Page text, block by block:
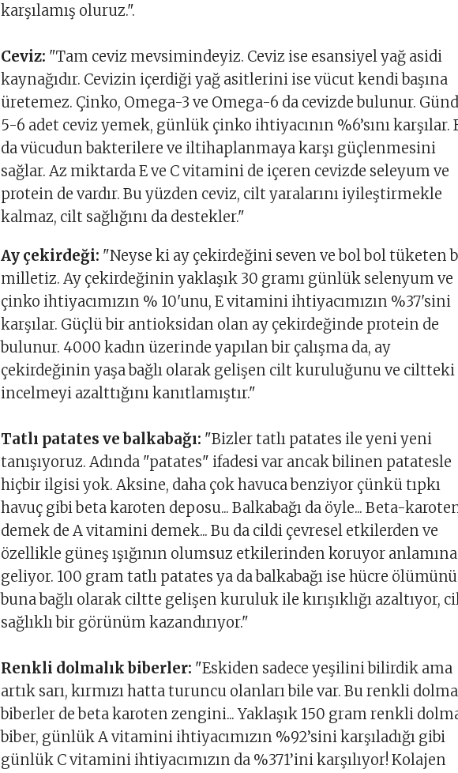
karşılamış oluruz.".
Ceviz: "Tam ceviz mevsimindeyiz. Ceviz ise esansiyel yağ asidi
kaynağıdır. Cevizin içerdiği yağ asitlerini ise vücut kendi başına
üretemez. Çinko, Omega-3 ve Omega-6 da cevizde bulunur.
5-6 adet ceviz yemek, günlük çinko ihtiyacının %6’sını karşılar.
da vücudun bakterilere ve iltihaplanmaya karşı güçlenmesini
sağlar. Az miktarda E ve C vitamini de içeren cevizde seleyum ve
protein de vardır. Bu yüzden ceviz, cilt yaralarını iyileştirmekle
kalmaz, cilt sağlığını da destekler."
Ay çekirdeği: "Neyse ki ay çekirdeğini seven ve bol bol tüketen
milletiz. Ay çekirdeğinin yaklaşık 30 gramı günlük selenyum ve
çinko ihtiyacımızın % 10'unu, E vitamini ihtiyacımızın %37'sini
karşılar. Güçlü bir antioksidan olan ay çekirdeğinde protein de
bulunur. 4000 kadın üzerinde yapılan bir çalışma da, ay
çekirdeğinin yaşa bağlı olarak gelişen cilt kuruluğunu ve ciltteki
incelmeyi azalttığını kanıtlamıştır."
Tatlı patates ve balkabağı: "Bizler tatlı patates ile yeni yeni
tanışıyoruz. Adında "patates" ifadesi var ancak bilinen patatesle
hiçbir ilgisi yok. Aksine, daha çok havuca benziyor çünkü tıpkı
havuç gibi beta karoten deposu... Balkabağı da öyle... Beta-
demek de A vitamini demek... Bu da cildi çevresel etkilerden ve
özellikle güneş ışığının olumsuz etkilerinden koruyor anlamına
geliyor. 100 gram tatlı patates ya da balkabağı ise hücre
buna bağlı olarak ciltte gelişen kuruluk ile kırışıklığı azaltıyor,
sağlıklı bir görünüm kazandırıyor."
Renkli dolmalık biberler: "Eskiden sadece yeşilini bilirdik ama
artık sarı, kırmızı hatta turuncu olanları bile var. Bu renkli
biberler de beta karoten zengini... Yaklaşık 150 gram renkli
biber, günlük A vitamini ihtiyacımızın %92’sini karşıladığı gibi
günlük C vitamini ihtiyacımızın da %371’ini karşılıyor! Kolajen